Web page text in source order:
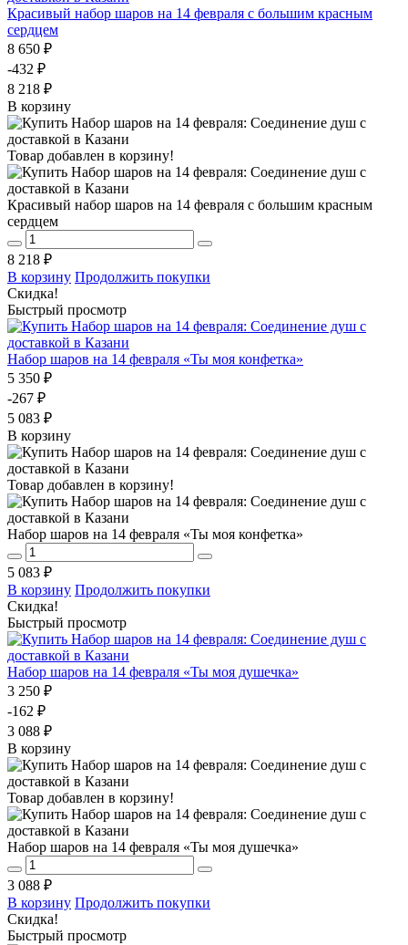
Красивый набор шаров на 14 февраля с большим красным
сердцем
8 650 ₽
-432 ₽
8 218 ₽
В корзину
Товар добавлен в корзину!
Красивый набор шаров на 14 февраля с большим красным
сердцем
8 218 ₽
В корзину Продолжить покупки
Скидка!
Быстрый просмотр
Набор шаров на 14 февраля «Ты моя конфетка»
5 350 ₽
-267 ₽
5 083 ₽
В корзину
Товар добавлен в корзину!
Набор шаров на 14 февраля «Ты моя конфетка»
5 083 ₽
В корзину Продолжить покупки
Скидка!
Быстрый просмотр
Набор шаров на 14 февраля «Ты моя душечка»
3 250 ₽
-162 ₽
3 088 ₽
В корзину
Товар добавлен в корзину!
Набор шаров на 14 февраля «Ты моя душечка»
3 088 ₽
В корзину Продолжить покупки
Скидка!
Быстрый просмотр